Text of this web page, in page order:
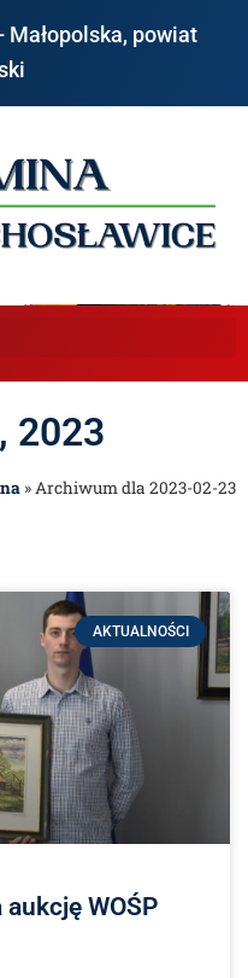
Małopolska, powiat
2023
»Archiwum dla 2023-02-23
AKTUALNOŚCI
WOŚP